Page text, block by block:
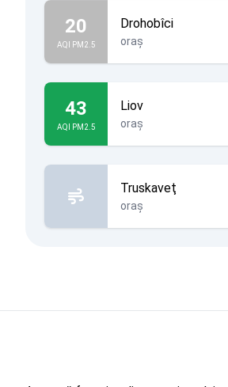
20
AQI PM2.5
Drohobîci
oraș
43
AQI PM2.5
Liov
oraș
Truskaveţ
oraș